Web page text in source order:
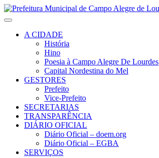
A CIDADE
História
Hino
Poesia à Campo Alegre De Lourdes
Capital Nordestina do Mel
GESTORES
Prefeito
Vice-Prefeito
SECRETARIAS
TRANSPARÊNCIA
DIÁRIO OFICIAL
Diário Oficial – doem.org
Diário Oficial – EGBA
SERVIÇOS